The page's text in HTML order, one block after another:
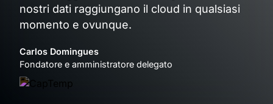
nostri dati raggiungano il cloud in qualsiasi
momento e ovunque.
Carlos Domingues
Fondatore e amministratore delegato